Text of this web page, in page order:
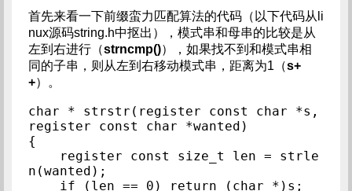
首先来看一下前缀蛮力匹配算法的代码（以下代码从li
nux源码string.h中抠出），模式串和母串的比较是从
左到右进行（strncmp()），如果找不到和模式串相
同的子串，则从左到右移动模式串，距离为1（s+
+）。
char * strstr(register const char *s,
register const char *wanted)
{
n(wanted);